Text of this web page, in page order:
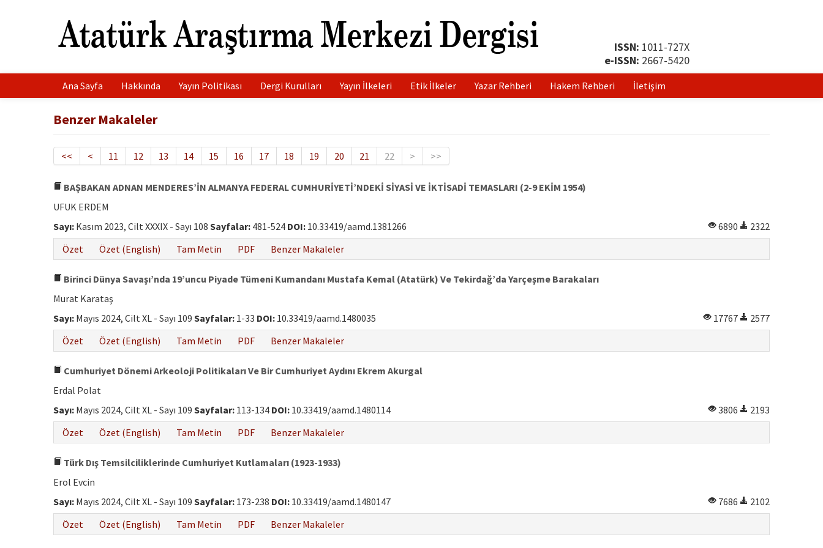
ISSN: 1011-727X
e-ISSN: 2667-5420
Ana Sayfa Hakkında Yayın Politikası Dergi Kurulları Yayın İlkeleri Etik İlkeler Yazar Rehberi Hakem Rehberi İletişim
Benzer Makaleler
<< < 11 12 13 14 15 16 17 18 19 20 21 22 > >>
BAŞBAKAN ADNAN MENDERES’İN ALMANYA FEDERAL CUMHURİYETİ’NDEKİ SİYASİ VE İKTİSADİ TEMASLARI (2-9 EKİM 1954)
UFUK ERDEM
Sayı: Kasım 2023, Cilt XXXIX - Sayı 108 Sayfalar: 481-524 DOI: 10.33419/aamd.1381266 6890
2322
Özet
Özet (English) Tam Metin PDF Benzer Makaleler
Birinci Dünya Savaşı’nda 19’uncu Piyade Tümeni Kumandanı Mustafa Kemal (Atatürk) Ve Tekirdağ’da Yarçeşme Barakaları
Murat Karataş
Sayı: Mayıs 2024, Cilt XL - Sayı 109 Sayfalar: 1-33 DOI: 10.33419/aamd.1480035 17767
2577
Özet
Özet (English) Tam Metin PDF Benzer Makaleler
Cumhuriyet Dönemi Arkeoloji Politikaları Ve Bir Cumhuriyet Aydını Ekrem Akurgal
Erdal Polat
Sayı: Mayıs 2024, Cilt XL - Sayı 109 Sayfalar: 113-134 DOI: 10.33419/aamd.1480114 3806
2193
Özet
Özet (English) Tam Metin PDF Benzer Makaleler
Türk Dış Temsilciliklerinde Cumhuriyet Kutlamaları (1923-1933)
Erol Evcin
Sayı: Mayıs 2024, Cilt XL - Sayı 109 Sayfalar: 173-238 DOI: 10.33419/aamd.1480147 7686
2102
Özet
Özet (English) Tam Metin PDF Benzer Makaleler